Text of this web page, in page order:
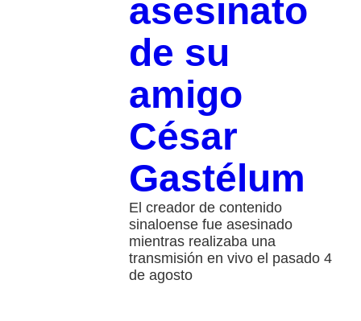
asesinato
de su
amigo
César
Gastélum
El creador de contenido
sinaloense fue asesinado
mientras realizaba una
transmisión en vivo el pasado 4
de agosto